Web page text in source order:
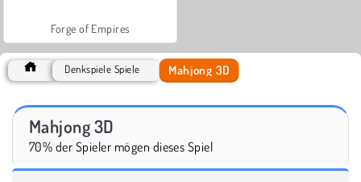
Forge of Empires
Denkspiele Spiele Mahjong 3D
Mahjong 3D
70% der Spieler mögen dieses Spiel